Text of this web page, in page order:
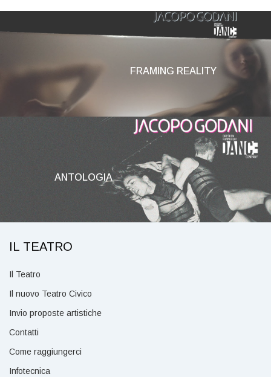
FRAMING REALITY
ANTOLOGIA
IL TEATRO
Il Teatro
Il nuovo Teatro Civico
Invio proposte artistiche
Contatti
Come raggiungerci
Infotecnica